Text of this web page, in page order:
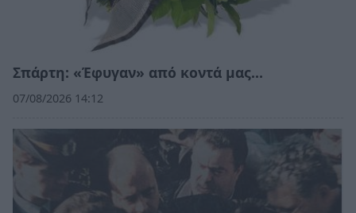
Σπάρτη: «Έφυγαν» από κοντά μας…
07/08/2026 14:12